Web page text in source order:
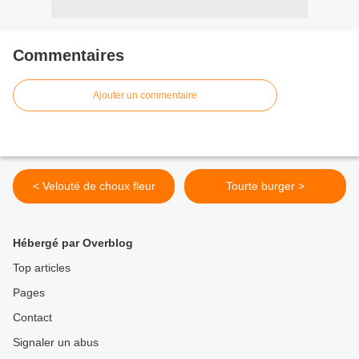
Commentaires
Ajouter un commentaire
< Velouté de choux fleur Tourte burger >
Hébergé par Overblog
Top articles
Pages
Contact
Signaler un abus